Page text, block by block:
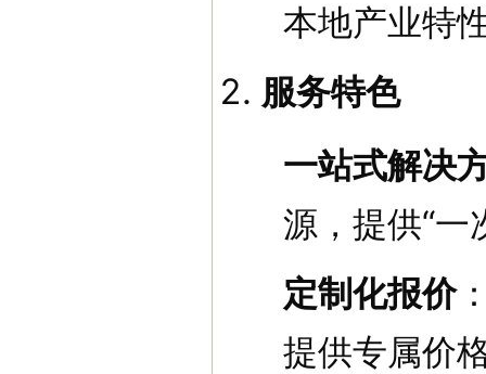
本地产业特
服务特色
一站式解决
源，提供“一
定制化报价
提供专属价